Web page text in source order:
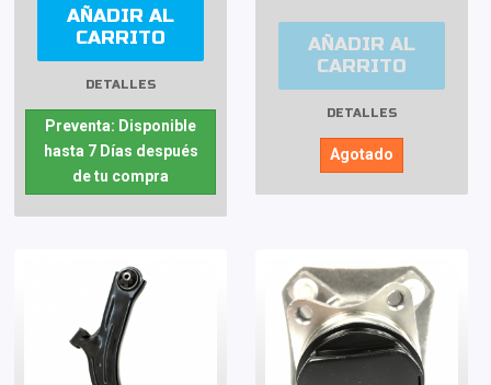
AÑADIR AL
CARRITO
DETALLES
Preventa: Disponible
hasta 7 Días después
de tu compra
AÑADIR AL
CARRITO
DETALLES
Agotado